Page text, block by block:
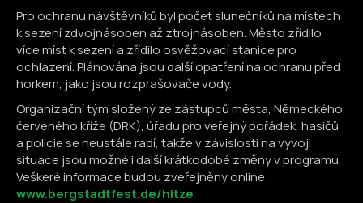
Pro ochranu návštěvníků byl počet slunečníků na místech
k sezení zdvojnásoben až ztrojnásoben. Město zřídilo
více míst k sezení a zřídilo osvěžovací stanice pro
ochlazení. Plánována jsou další opatření na ochranu před
horkem, jako jsou rozprašovače vody.
Organizační tým složený ze zástupců města, Německého
červeného kříže (DRK), úřadu pro veřejný pořádek, hasičů
a policie se neustále radí, takže v závislosti na vývoji
situace jsou možné i další krátkodobé změny v programu.
Veškeré informace budou zveřejněny online:
www.bergstadtfest.de/hitze